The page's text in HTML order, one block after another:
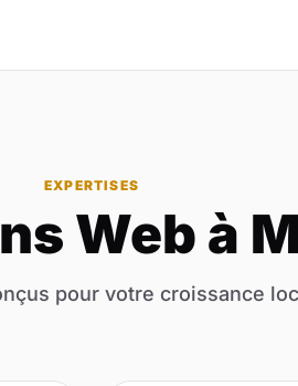
EXPERTISES
Web à
pour votre croissance